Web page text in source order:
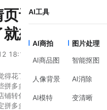
AI工具
AI商拍
AI商品图
人像背景
AI模特
图片处理
智能抠图
AI消除
变清晰
设计秘诀，
想下单
18:16
花了大半天时间，出来的效
多多商品详情页设计技巧，
铺转化蹭蹭往上涨。今天咱们
多多商品详情页，让你的设